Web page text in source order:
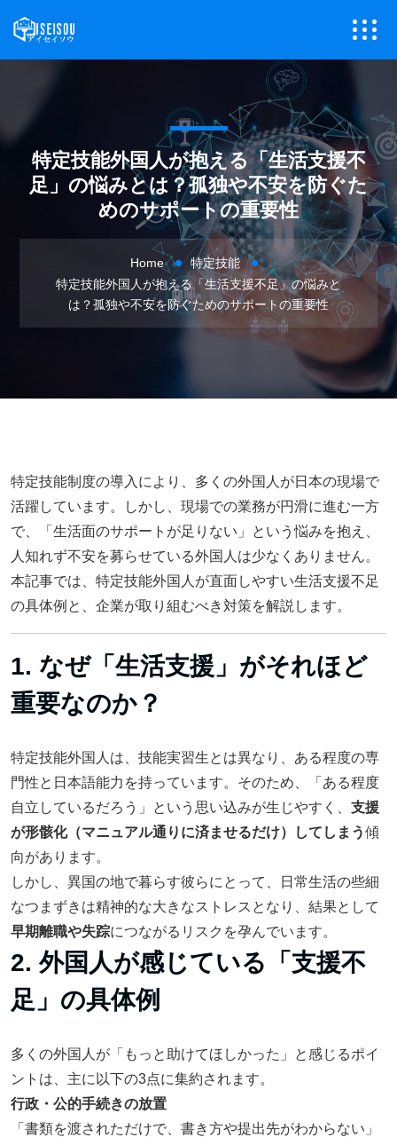
特定技能外国人が抱える「生活支援不
足」の悩みとは？孤独や不安を防ぐた
めのサポートの重要性
Home
特定技能
特定技能外国人が抱える「生活支援不足」の悩みと
は？孤独や不安を防ぐためのサポートの重要性
特定技能制度の導入により、多くの外国人が日本の現場で
活躍しています。しかし、現場での業務が円滑に進む一方
で、「生活面のサポートが足りない」という悩みを抱え、
人知れず不安を募らせている外国人は少なくありません。
本記事では、特定技能外国人が直面しやすい生活支援不足
の具体例と、企業が取り組むべき対策を解説します。
1. なぜ「生活支援」がそれほど
重要なのか？
特定技能外国人は、技能実習生とは異なり、ある程度の専
門性と日本語能力を持っています。そのため、「ある程度
自立しているだろう」という思い込みが生じやすく、 支援
が形骸化（マニュアル通りに済ませるだけ）してしまう傾
向があります。
しかし、異国の地で暮らす彼らにとって、日常生活の些細
なつまずきは精神的な大きなストレスとなり、結果として
早期離職や失踪につながるリスクを孕んでいます。
2. 外国人が感じている「支援不
足」の具体例
多くの外国人が「もっと助けてほしかった」と感じるポイ
ントは、主に以下の3点に集約されます。
行政・公的手続きの放置
「書類を渡されただけで、書き方や提出先がわからない」